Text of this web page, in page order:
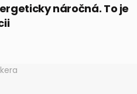
náročná. To je